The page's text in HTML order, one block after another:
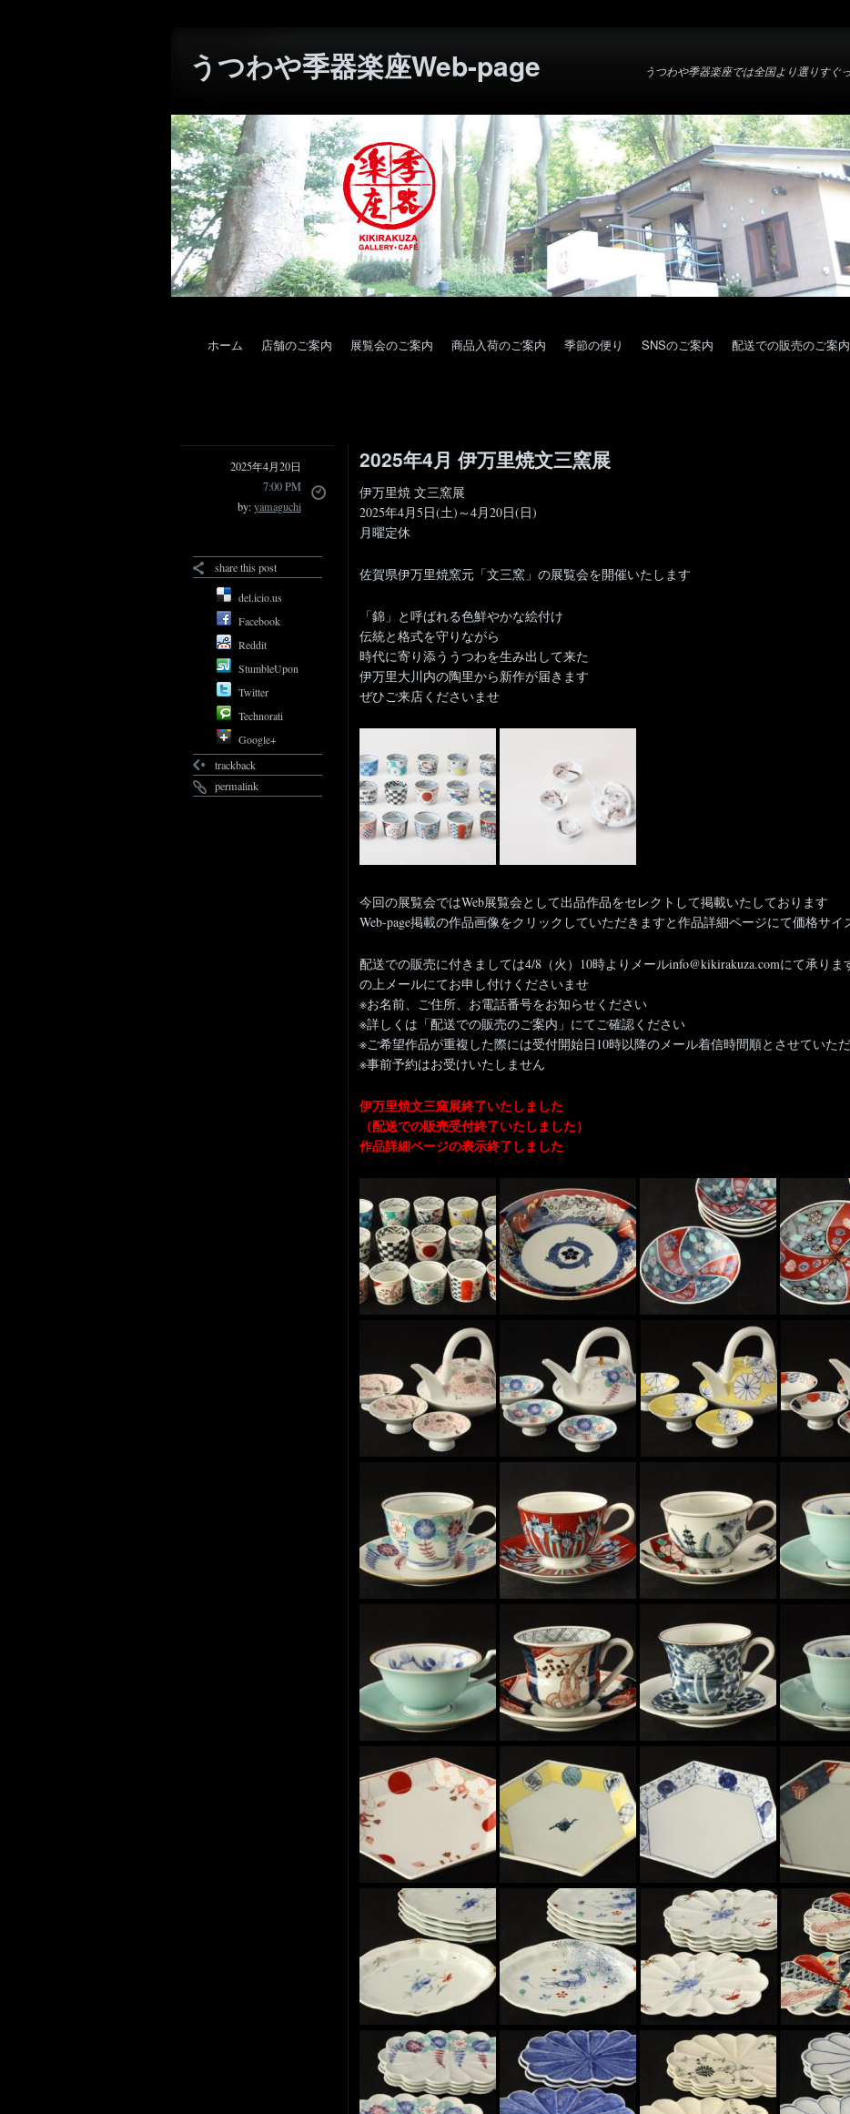
うつわや季器楽座Web-page うつわや季器楽座では全国より選りすぐ
ホーム 店舗のご案内 展覧会のご案内 商品入荷のご案内 季節の便り SNSのご案内 配送での販売のご案内
2025年4月20日
7:00 PM
by:yamaguchi
share this post
del.icio.us
Facebook
Reddit
StumbleUpon
Twitter
Technorati
Google+
trackback
permalink
2025年4月 伊万里焼文三窯展
伊万里焼 文三窯展
2025年4月5日(土)～4月20日(日)
月曜定休
佐賀県伊万里焼窯元「文三窯」の展覧会を開催いたします
「錦」と呼ばれる色鮮やかな絵付け
伝統と格式を守りながら
時代に寄り添ううつわを生み出して来た
伊万里大川内の陶里から新作が届きます
ぜひご来店くださいませ
今回の展覧会ではWeb展覧会として出品作品をセレクトして掲載いたしております
Web-page掲載の作品画像をクリックしていただきますと作品詳細ページにて価格サ
配送での販売に付きましては4/8（火）10時よりメールinfo@kikirakuza.comにて承り
の上メールにてお申し付けくださいませ
※お名前、ご住所、お電話番号をお知らせください
※詳しくは「配送での販売のご案内」にてご確認ください
※ご希望作品が重複した際には受付開始日10時以降のメール着信時間順とさせていた
※事前予約はお受けいたしません
伊万里焼文三窯展終了いたしました
（配送での販売受付終了いたしました）
作品詳細ページの表示終了しました